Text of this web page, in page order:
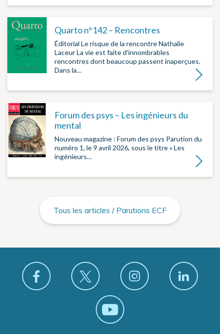
Quarto n°142 – Rencontres
Éditorial Le risque de la rencontre Nathalie
Laceur La vie est faite d’innombrables
rencontres dont beaucoup passent inaperçues.
Dans la…
Lire la
Forum des psys – Les ingénieurs du
mental
Nouveau magazine : Forum des psys Parution du
numéro 1, le 9 avril 2026, sous le titre « Les
ingénieurs…
Lire la
Tous les articles / Parutions ECF